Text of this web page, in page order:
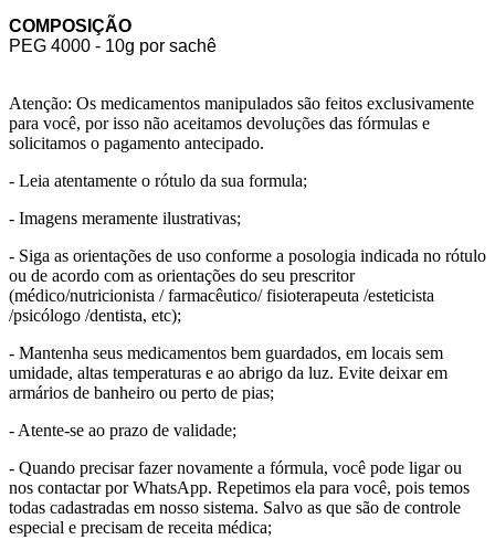
COMPOSIÇÃO
PEG 4000 - 10g por sachê
Atenção: Os medicamentos manipulados são feitos exclusivamente
para você, por isso não aceitamos devoluções das fórmulas e
solicitamos o pagamento antecipado.
- Leia atentamente o rótulo da sua formula;
- Imagens meramente ilustrativas;
- Siga as orientações de uso conforme a posologia indicada no rótulo
ou de acordo com as orientações do seu prescritor
(médico/nutricionista / farmacêutico/ fisioterapeuta /esteticista
/psicólogo /dentista, etc);
- Mantenha seus medicamentos bem guardados, em locais sem
umidade, altas temperaturas e ao abrigo da luz. Evite deixar em
armários de banheiro ou perto de pias;
- Atente-se ao prazo de validade;
- Quando precisar fazer novamente a fórmula, você pode ligar ou
nos contactar por WhatsApp. Repetimos ela para você, pois temos
todas cadastradas em nosso sistema. Salvo as que são de controle
especial e precisam de receita médica;